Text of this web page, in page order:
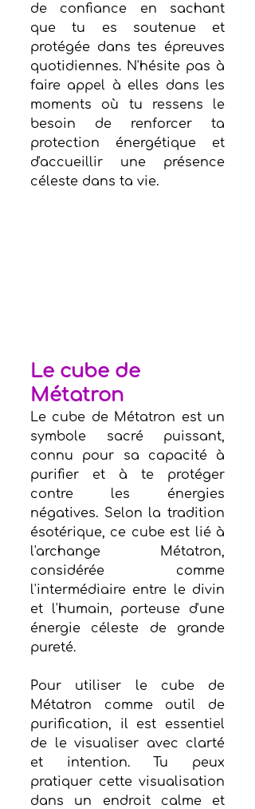
de confiance en sachant
que tu es soutenue et
protégée dans tes épreuves
quotidiennes. N'hésite pas à
faire appel à elles dans les
moments où tu ressens le
besoin de renforcer ta
protection énergétique et
d'accueillir une présence
céleste dans ta vie.
Le cube de
Métatron
Le cube de Métatron est un
symbole sacré puissant,
connu pour sa capacité à
purifier et à te protéger
contre les énergies
négatives. Selon la tradition
ésotérique, ce cube est lié à
l'archange Métatron,
considérée comme
l'intermédiaire entre le divin
et l'humain, porteuse d'une
énergie céleste de grande
pureté.
Pour utiliser le cube de
Métatron comme outil de
purification, il est essentiel
de le visualiser avec clarté
et intention. Tu peux
pratiquer cette visualisation
dans un endroit calme et